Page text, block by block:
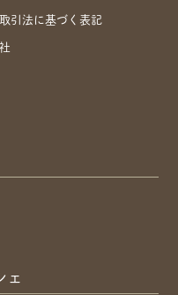
引法に基づく表記
ェ